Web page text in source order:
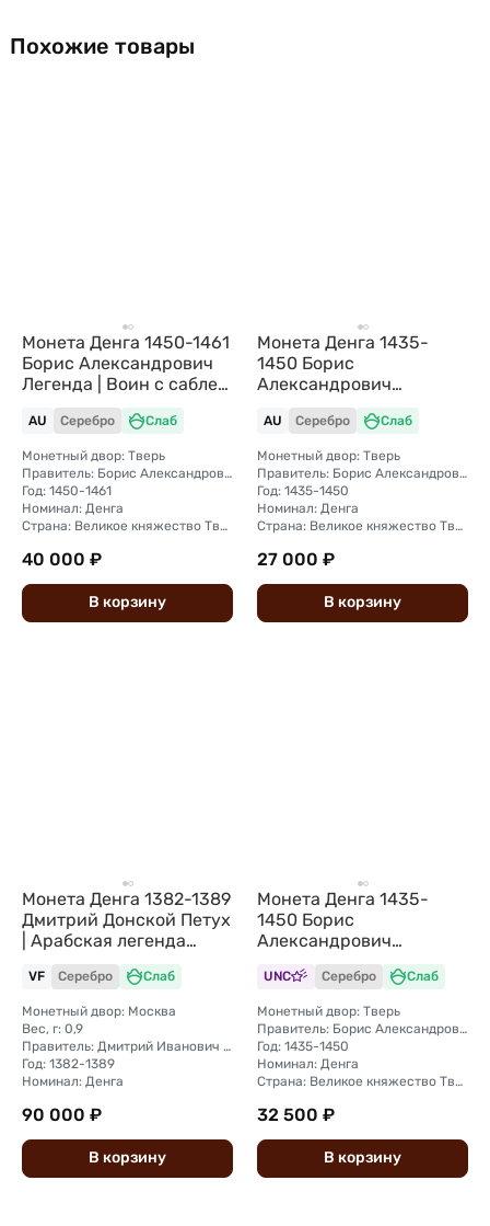
Похожие товары
Монета Денга 1450-1461
Борис Александрович
Легенда | Воин с саблей,
рука в бок Тверское
княжество слаб ННР AU
58
AU Серебро Слаб
Монетный двор: Тверь
Правитель: Борис Александрович (1426 — 1461)
Год: 1450-1461
Номинал: Денга
Страна: Великое княжество Тверское
40 000 ₽
В корзину
Монета Денга 1435-
1450 Борис
Александрович
Чеканщик Тверское
княжество слаб ННР AU
58
AU Серебро Слаб
Монетный двор: Тверь
Правитель: Борис Александрович (1426 - 1461)
Год: 1435-1450
Номинал: Денга
Страна: Великое княжество Тверское
27 000 ₽
В корзину
Монета Денга 1382-1389
Дмитрий Донской Петух
| Арабская легенда
Московское княжество
слаб ННР VF+
VF Серебро Слаб
Монетный двор: Москва
Вес, г: 0,9
Правитель: Дмитрий Иванович Донской (1359—1389)
Год: 1382-1389
Номинал: Денга
90 000 ₽
В корзину
Монета Денга 1435-
1450 Борис
Александрович
Чеканщик Тверское
княжество слаб NGC MS
62
UNC Серебро Слаб
Монетный двор: Тверь
Правитель: Борис Александрович (1426 - 1461)
Год: 1435-1450
Номинал: Денга
Страна: Великое княжество Тверское
32 500 ₽
В корзину